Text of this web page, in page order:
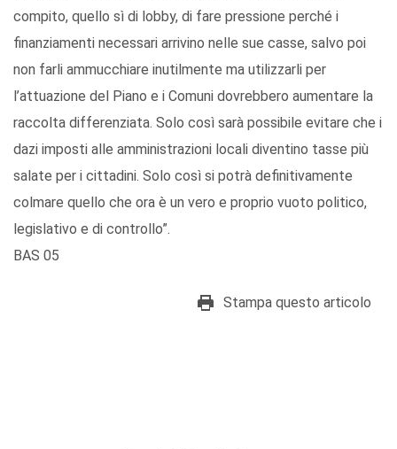
compito, quello sì di lobby, di fare pressione perché i
finanziamenti necessari arrivino nelle sue casse, salvo poi
non farli ammucchiare inutilmente ma utilizzarli per
l’attuazione del Piano e i Comuni dovrebbero aumentare la
raccolta differenziata. Solo così sarà possibile evitare che i
dazi imposti alle amministrazioni locali diventino tasse più
salate per i cittadini. Solo così si potrà definitivamente
colmare quello che ora è un vero e proprio vuoto politico,
legislativo e di controllo”.
BAS 05
Stampa questo articolo